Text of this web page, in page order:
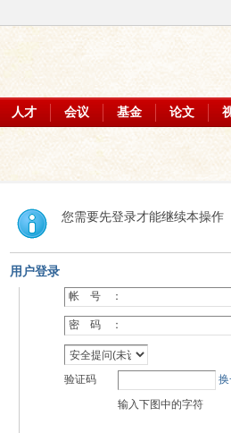
人才 会议 基金 论文
您需要先登录才能继续本操作
用户登录
帐 号 ：
密 码 ：
验证码
输入下图中的字符